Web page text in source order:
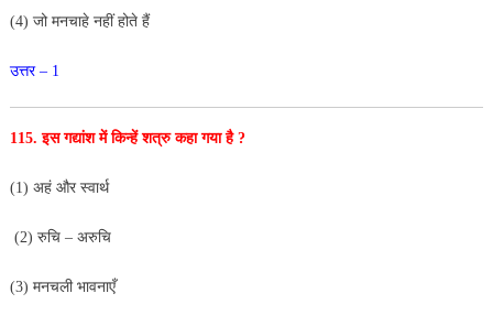
(4) जो मनचाहे नहीं होते हैं
उत्तर – 1
115. इस गद्यांश में किन्हें शत्रु कहा गया है ?
(1) अहं और स्वार्थ
(2) रुचि – अरुचि
(3) मनचली भावनाएँ